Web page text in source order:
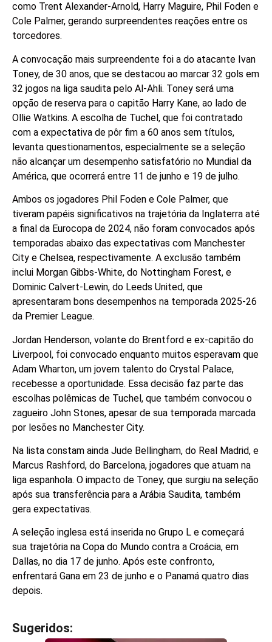
como Trent Alexander-Arnold, Harry Maguire, Phil Foden e
Cole Palmer, gerando surpreendentes reações entre os
torcedores.
A convocação mais surpreendente foi a do atacante Ivan
Toney, de 30 anos, que se destacou ao marcar 32 gols em
32 jogos na liga saudita pelo Al-Ahli. Toney será uma
opção de reserva para o capitão Harry Kane, ao lado de
Ollie Watkins. A escolha de Tuchel, que foi contratado
com a expectativa de pôr fim a 60 anos sem títulos,
levanta questionamentos, especialmente se a seleção
não alcançar um desempenho satisfatório no Mundial da
América, que ocorrerá entre 11 de junho e 19 de julho.
Ambos os jogadores Phil Foden e Cole Palmer, que
tiveram papéis significativos na trajetória da Inglaterra até
a final da Eurocopa de 2024, não foram convocados após
temporadas abaixo das expectativas com Manchester
City e Chelsea, respectivamente. A exclusão também
inclui Morgan Gibbs-White, do Nottingham Forest, e
Dominic Calvert-Lewin, do Leeds United, que
apresentaram bons desempenhos na temporada 2025-26
da Premier League.
Jordan Henderson, volante do Brentford e ex-capitão do
Liverpool, foi convocado enquanto muitos esperavam que
Adam Wharton, um jovem talento do Crystal Palace,
recebesse a oportunidade. Essa decisão faz parte das
escolhas polêmicas de Tuchel, que também convocou o
zagueiro John Stones, apesar de sua temporada marcada
por lesões no Manchester City.
Na lista constam ainda Jude Bellingham, do Real Madrid, e
Marcus Rashford, do Barcelona, jogadores que atuam na
liga espanhola. O impacto de Toney, que surgiu na seleção
após sua transferência para a Arábia Saudita, também
gera expectativas.
A seleção inglesa está inserida no Grupo L e começará
sua trajetória na Copa do Mundo contra a Croácia, em
Dallas, no dia 17 de junho. Após este confronto,
enfrentará Gana em 23 de junho e o Panamá quatro dias
depois.
Sugeridos: